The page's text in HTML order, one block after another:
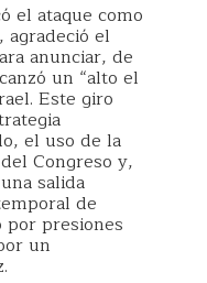
el ataque como
agradeció el
anunciar, de
un “alto el
Este giro
el uso de la
Congreso y,
salida
de
por presiones
un